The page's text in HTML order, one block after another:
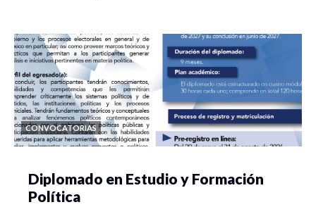
CONVOCATORIAS
Diplomado en Estudio y Formación
Política